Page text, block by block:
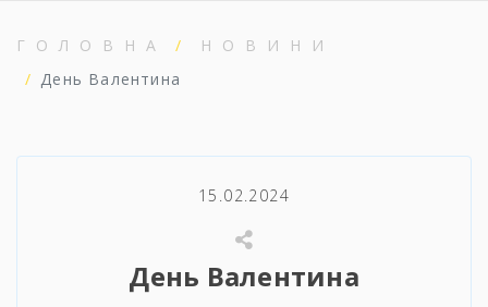
ГОЛОВНА
НОВИНИ
День Валентина
15.02.2024
День Валентина